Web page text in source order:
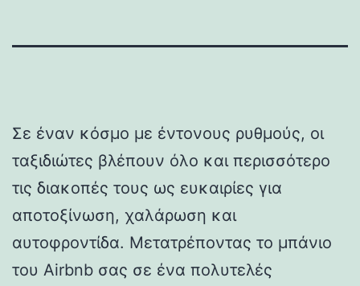
Σε έναν κόσμο με έντονους ρυθμούς, οι
ταξιδιώτες βλέπουν όλο και περισσότερο
τις διακοπές τους ως ευκαιρίες για
αποτοξίνωση, χαλάρωση και
αυτοφροντίδα. Μετατρέποντας το μπάνιο
του Airbnb σας σε ένα πολυτελές